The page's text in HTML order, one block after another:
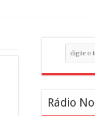
Pesquisar
Rádio